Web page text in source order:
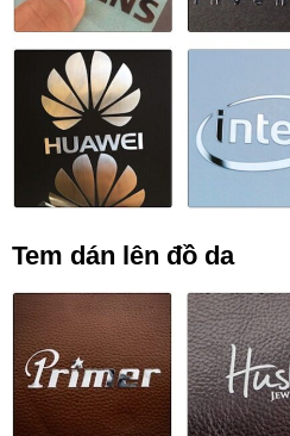
Tem dán lên đồ da